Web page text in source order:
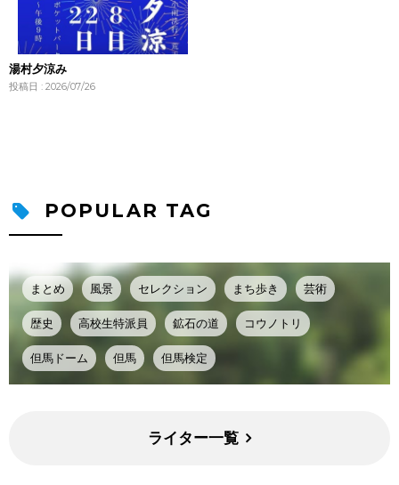
湯村夕涼み
投稿日 : 2026/07/26
POPULAR TAG
まとめ 風景 セレクション まち歩き 芸術
歴史 高校生特派員 鉱石の道 コウノトリ
但馬ドーム 但馬 但馬検定
ライター一覧